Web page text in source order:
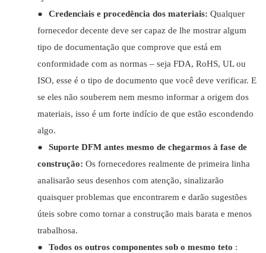
●
Credenciais e procedência dos materiais: Qualquer
fornecedor decente deve ser capaz de lhe mostrar algum
tipo de documentação que comprove que está em
conformidade com as normas – seja FDA, RoHS, UL ou
ISO, esse é o tipo de documento que você deve verificar. E
se eles não souberem nem mesmo informar a origem dos
materiais, isso é um forte indício de que estão escondendo
algo.
●
Suporte DFM antes mesmo de chegarmos à fase de
construção: Os fornecedores realmente de primeira linha
analisarão seus desenhos com atenção, sinalizarão
quaisquer problemas que encontrarem e darão sugestões
úteis sobre como tornar a construção mais barata e menos
trabalhosa.
●
Todos os outros componentes sob o mesmo teto :